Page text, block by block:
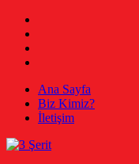
Skip
content
Ana Sayfa
Biz Kimiz?
İletişim